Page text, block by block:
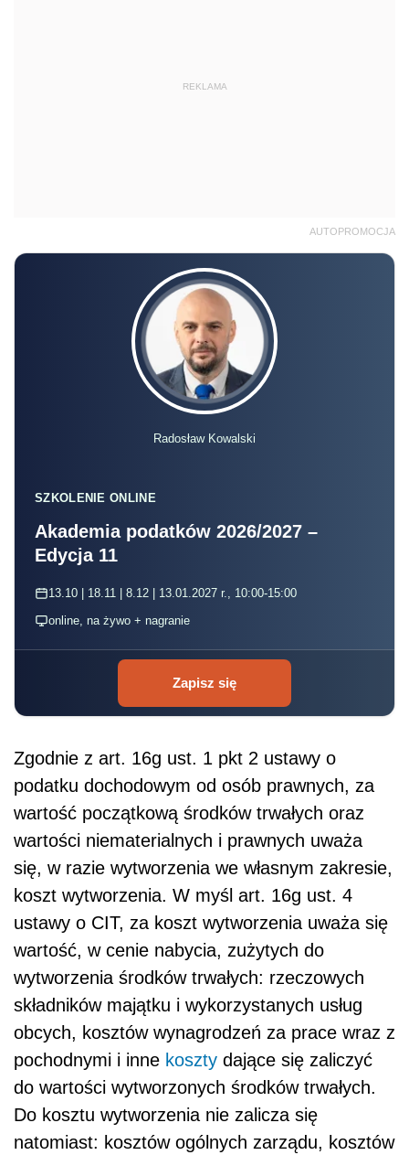
REKLAMA
AUTOPROMOCJA
Radosław Kowalski
SZKOLENIE ONLINE
Akademia podatków 2026/2027 –
Edycja 11
13.10 | 18.11 | 8.12 | 13.01.2027 r., 10:00-15:00
online, na żywo + nagranie
Zapisz się
Zgodnie z art. 16g ust. 1 pkt 2 ustawy o
podatku dochodowym od osób prawnych, za
wartość początkową środków trwałych oraz
wartości niematerialnych i prawnych uważa
się, w razie wytworzenia we własnym zakresie,
koszt wytworzenia. W myśl art. 16g ust. 4
ustawy o CIT, za koszt wytworzenia uważa się
wartość, w cenie nabycia, zużytych do
wytworzenia środków trwałych: rzeczowych
składników majątku i wykorzystanych usług
obcych, kosztów wynagrodzeń za prace wraz z
pochodnymi i inne koszty dające się zaliczyć
do wartości wytworzonych środków trwałych.
Do kosztu wytworzenia nie zalicza się
natomiast: kosztów ogólnych zarządu, kosztów